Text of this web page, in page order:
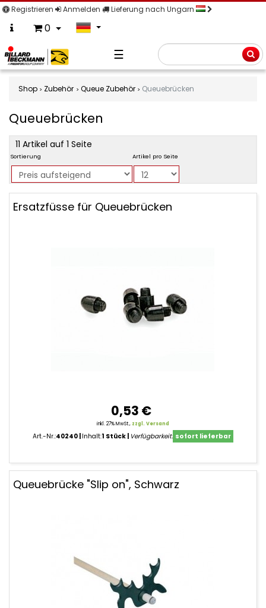
Registrieren Anmelden Lieferung nach Ungarn
0
☰
Shop Zubehör Queue Zubehör Queuebrücken
Queuebrücken
product
filter
11 Artikel auf 1 Seite
Sortierung Artikel pro Seite
Queuebrücken
Ersatzfüsse für Queuebrücken
0,53 €
inkl. 27% MwSt., zzgl. Versand
Art.-Nr.:40240 Inhalt:1 Stück Verfügbarkeit: sofort lieferbar
Queuebrücke "Slip on", Schwarz